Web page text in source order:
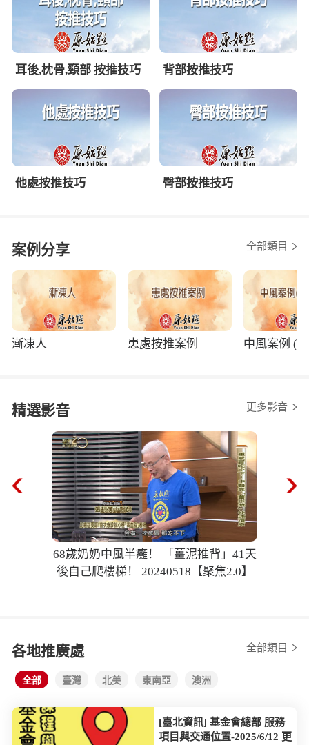
耳後,枕骨,頸部 按推技巧 背部按推技巧
他處按推技巧 臀部按推技巧
案例分享 全部類目
漸凍人 患處按推案例 中風案例 (
精選影音 更多影音
68歲奶奶中風半癱！ 「薑泥推背」41天
後自己爬樓梯！ 20240518【聚焦2.0】
各地推廣處 全部類目
全部 臺灣 北美 東南亞 澳洲
[臺北資訊] 基金會總部 服務
項目與交通位置-2025/6/12 更